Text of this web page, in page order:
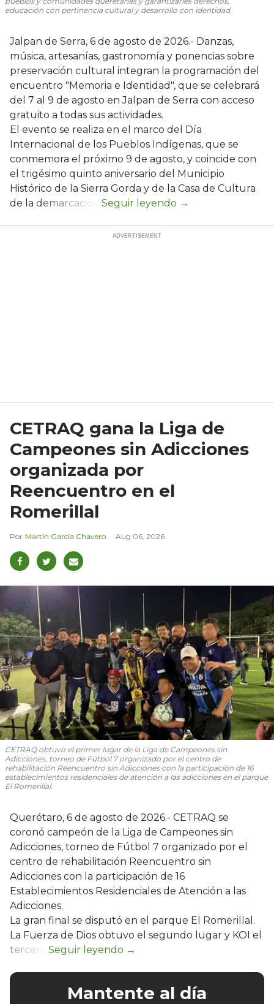
educación con pertinencia cultural y desarrollo con identidad.
Jalpan de Serra, 6 de agosto de 2026.- Danzas,
música, artesanías, gastronomía y ponencias sobre
preservación cultural integran la programación del
encuentro "Memoria e Identidad", que se celebrará
del 7 al 9 de agosto en Jalpan de Serra con acceso
gratuito a todas sus actividades.
El evento se realiza en el marco del Día
Internacional de los Pueblos Indígenas, que se
conmemora el próximo 9 de agosto, y coincide con
el trigésimo quinto aniversario del Municipio
Histórico de la Sierra Gorda y de la Casa de Cultura
de la demarcación.
CETRAQ gana la Liga de
Campeones sin Adicciones
organizada por
Reencuentro en el
Romerillal
Martín García Chavero Aug 06, 2026
CETRAQ obtuvo el primer lugar de la Liga de Campeones sin
Adicciones, torneo de Fútbol 7 organizado por el centro de
rehabilitación Reencuentro sin Adicciones con la participación de 16
establecimientos residenciales de atención a las adicciones en el parque
El Romerillal.
Querétaro, 6 de agosto de 2026.- CETRAQ se
coronó campeón de la Liga de Campeones sin
Adicciones, torneo de Fútbol 7 organizado por el
centro de rehabilitación Reencuentro sin
Adicciones con la participación de 16
Establecimientos Residenciales de Atención a las
Adicciones.
La gran final se disputó en el parque El Romerillal.
La Fuerza de Dios obtuvo el segundo lugar y KOI el
tercero.
Mantente al día